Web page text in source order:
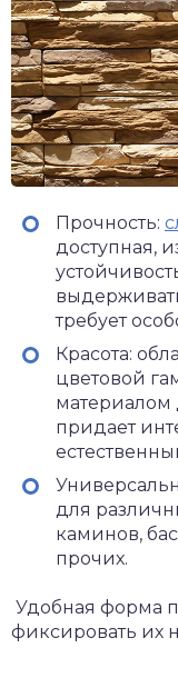
Прочность:
доступная,
требует
Красота:
цветовой
материалом
придает
для
каминов,
прочих.
Удобная форма
фиксировать их